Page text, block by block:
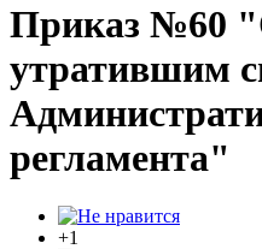
Приказ №60
утратившим
регламента"
+1